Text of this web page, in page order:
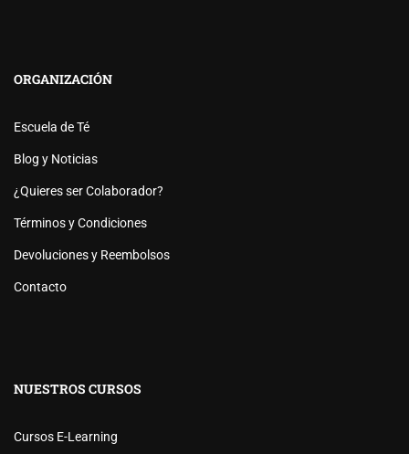
ORGANIZACIÓN
Escuela de Té
Blog y Noticias
¿Quieres ser Colaborador?
Términos y Condiciones
Devoluciones y Reembolsos
Contacto
NUESTROS CURSOS
Cursos E-Learning